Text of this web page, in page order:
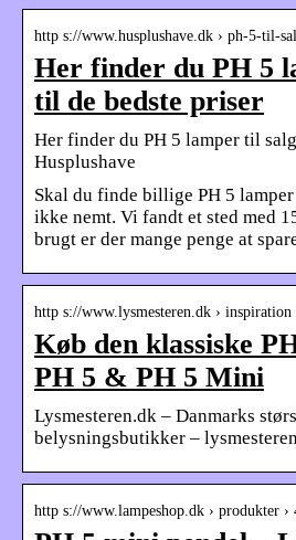
http s://www.husplushave.dk › ph-5-til-
Her finder du PH 5
til de bedste priser
Her finder du PH 5 lamper til
Husplushave
Skal du finde billige PH 5
ikke nemt. Vi fandt et sted med
brugt er der mange penge at
http s://www.lysmesteren.dk ›
Køb den klassiske
PH 5 & PH 5 Mini
Lysmesteren.dk – Danmarks
belysningsbutikker – lysmesteren
http s://www.lampeshop.dk › produkter